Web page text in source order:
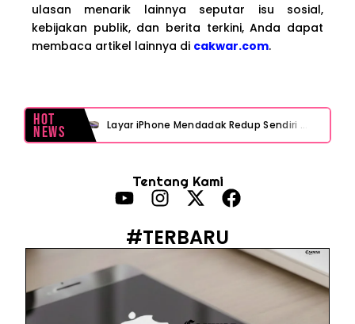
ulasan menarik lainnya seputar isu sosial,
kebijakan publik, dan berita terkini, Anda dapat
membaca artikel lainnya di cakwar.com.
Hot
News Layar iPhone Mendadak Redup Sendiri Padahal Auto-Brightness Mati? Ini Penyebab & Solusinya!
Prabowo Sebut ‘Londo Ireng’, Ray Rangkuti Desak DPR Bersikap, Ini Ulasan Politiknya
MAKI Soroti Penahanan Eks Jampidsus Febrie Adriansyah Tanpa Rompi Pink
Tentang Kami
#TERBARU